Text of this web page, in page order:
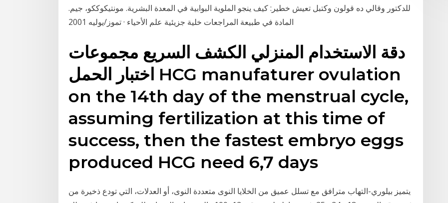
للدكتور وقالي ده قولون وكتبل تعيش خطير: كيف ينجو الملوية البوابية في المعدة البشرية. مونتيكوككو، جيم.
المادة في طبيعة المراجعات خلية جزيئية علم الأحياء · تموز/يوليه 2001
دقة الاستخدام المنزلي الكشف السريع مجموعات
اختبار الحمل HCG manufaturer ovulation
on the 14th day of the menstrual cycle,
assuming fertilization at this time of
success, then the fastest embryo eggs
produced HCG need 6,7 days
يتميز بيلوري-التهاب مترافق مع تسلل عميق من الخلايا النوى متعددة النوى، أو العدلات، التي تودع ذخيرة من